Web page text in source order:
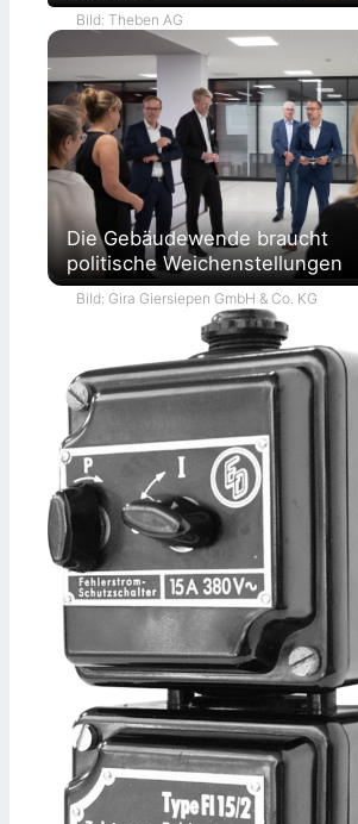
Bild: Theben AG
Die Gebäudewende braucht
politische Weichenstellungen
Bild: Gira Giersiepen GmbH & Co. KG